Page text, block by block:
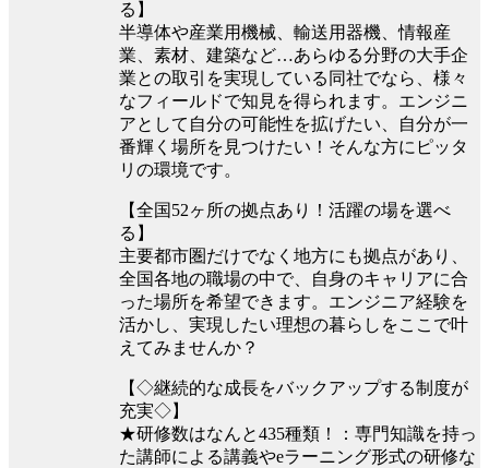
る】
半導体や産業用機械、輸送用器機、情報産
業、素材、建築など…あらゆる分野の大手企
業との取引を実現している同社でなら、様々
なフィールドで知見を得られます。エンジニ
アとして自分の可能性を拡げたい、自分が一
番輝く場所を見つけたい！そんな方にピッタ
リの環境です。
【全国52ヶ所の拠点あり！活躍の場を選べ
る】
主要都市圏だけでなく地方にも拠点があり、
全国各地の職場の中で、自身のキャリアに合
った場所を希望できます。エンジニア経験を
活かし、実現したい理想の暮らしをここで叶
えてみませんか？
【◇継続的な成長をバックアップする制度が
充実◇】
★研修数はなんと435種類！：専門知識を持っ
た講師による講義やeラーニング形式の研修な